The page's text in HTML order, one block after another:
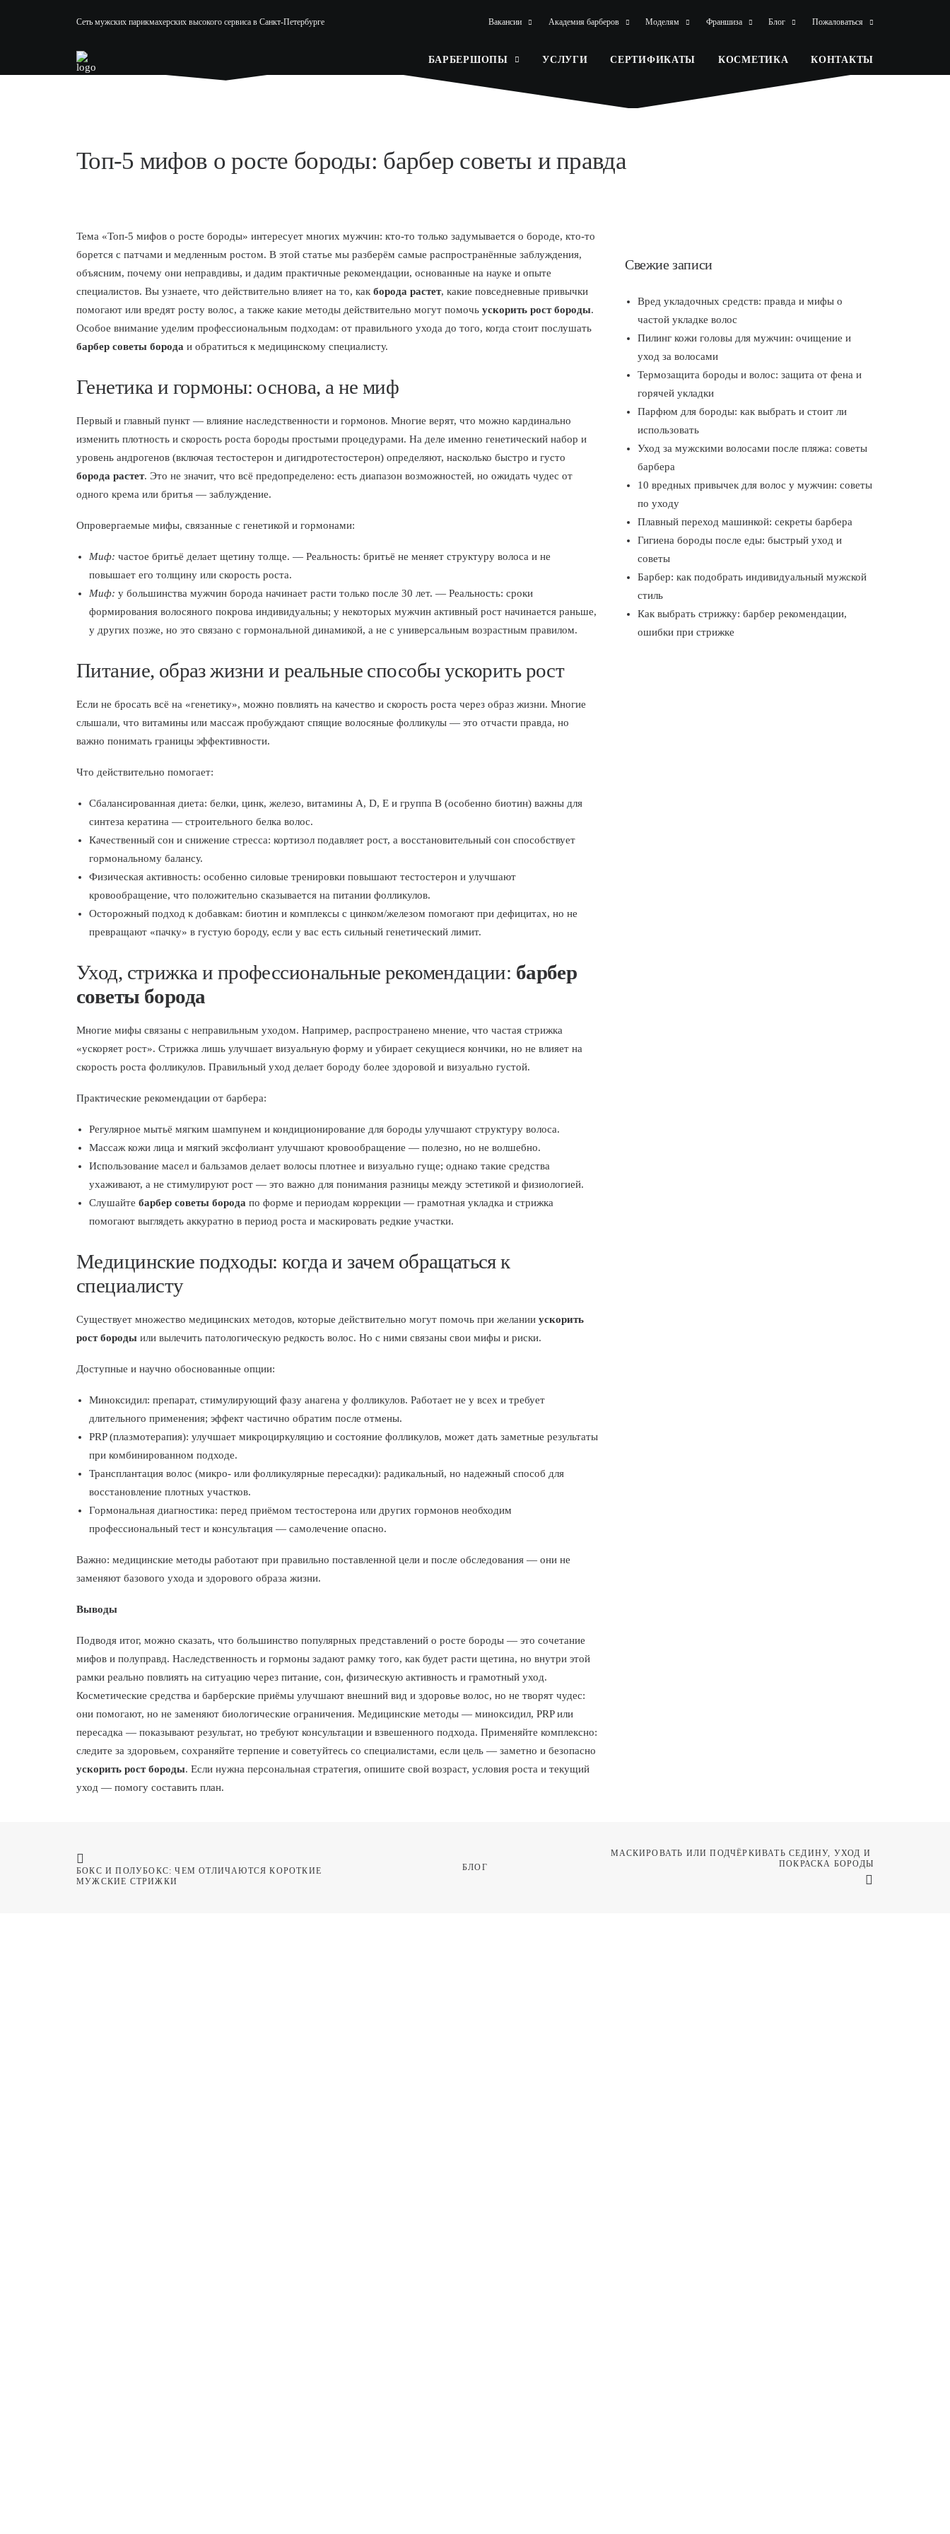
Сеть мужских парикмахерских высокого сервиса в Санкт-Петербурге Вакансии Академия барберов Моделям Франшиза Блог Пожаловаться
БАРБЕРШОПЫ УСЛУГИ СЕРТИФИКАТЫ КОСМЕТИКА КОНТАКТЫ
Топ-5 мифов о росте бороды: барбер советы и правда
Тема «Топ-5 мифов о росте бороды» интересует многих мужчин: кто-то только задумывается о бороде, кто-то
борется с патчами и медленным ростом. В этой статье мы разберём самые распространённые заблуждения,
объясним, почему они неправдивы, и дадим практичные рекомендации, основанные на науке и опыте
специалистов. Вы узнаете, что действительно влияет на то, как борода растет, какие повседневные привычки
помогают или вредят росту волос, а также какие методы действительно могут помочь ускорить рост бороды.
Особое внимание уделим профессиональным подходам: от правильного ухода до того, когда стоит послушать
барбер советы борода и обратиться к медицинскому специалисту.
Генетика и гормоны: основа, а не миф
Первый и главный пункт — влияние наследственности и гормонов. Многие верят, что можно кардинально
изменить плотность и скорость роста бороды простыми процедурами. На деле именно генетический набор и
уровень андрогенов (включая тестостерон и дигидротестостерон) определяют, насколько быстро и густо
борода растет. Это не значит, что всё предопределено: есть диапазон возможностей, но ожидать чудес от
одного крема или бритья — заблуждение.
Опровергаемые мифы, связанные с генетикой и гормонами:
Миф: частое бритьё делает щетину толще. — Реальность: бритьё не меняет структуру волоса и не
повышает его толщину или скорость роста.
Миф: у большинства мужчин борода начинает расти только после 30 лет. — Реальность: сроки
формирования волосяного покрова индивидуальны; у некоторых мужчин активный рост начинается раньше,
у других позже, но это связано с гормональной динамикой, а не с универсальным возрастным правилом.
Питание, образ жизни и реальные способы ускорить рост
Если не бросать всё на «генетику», можно повлиять на качество и скорость роста через образ жизни. Многие
слышали, что витамины или массаж пробуждают спящие волосяные фолликулы — это отчасти правда, но
важно понимать границы эффективности.
Что действительно помогает:
Сбалансированная диета: белки, цинк, железо, витамины A, D, E и группа B (особенно биотин) важны для
синтеза кератина — строительного белка волос.
Качественный сон и снижение стресса: кортизол подавляет рост, а восстановительный сон способствует
гормональному балансу.
Физическая активность: особенно силовые тренировки повышают тестостерон и улучшают
кровообращение, что положительно сказывается на питании фолликулов.
Осторожный подход к добавкам: биотин и комплексы с цинком/железом помогают при дефицитах, но не
превращают «пачку» в густую бороду, если у вас есть сильный генетический лимит.
Уход, стрижка и профессиональные рекомендации: барбер
советы борода
Многие мифы связаны с неправильным уходом. Например, распространено мнение, что частая стрижка
«ускоряет рост». Стрижка лишь улучшает визуальную форму и убирает секущиеся кончики, но не влияет на
скорость роста фолликулов. Правильный уход делает бороду более здоровой и визуально густой.
Практические рекомендации от барбера:
Регулярное мытьё мягким шампунем и кондиционирование для бороды улучшают структуру волоса.
Массаж кожи лица и мягкий эксфолиант улучшают кровообращение — полезно, но не волшебно.
Использование масел и бальзамов делает волосы плотнее и визуально гуще; однако такие средства
ухаживают, а не стимулируют рост — это важно для понимания разницы между эстетикой и физиологией.
Слушайте барбер советы борода по форме и периодам коррекции — грамотная укладка и стрижка
помогают выглядеть аккуратно в период роста и маскировать редкие участки.
Медицинские подходы: когда и зачем обращаться к
специалисту
Существует множество медицинских методов, которые действительно могут помочь при желании ускорить
рост бороды или вылечить патологическую редкость волос. Но с ними связаны свои мифы и риски.
Доступные и научно обоснованные опции:
Миноксидил: препарат, стимулирующий фазу анагена у фолликулов. Работает не у всех и требует
длительного применения; эффект частично обратим после отмены.
PRP (плазмотерапия): улучшает микроциркуляцию и состояние фолликулов, может дать заметные результаты
при комбинированном подходе.
Трансплантация волос (микро- или фолликулярные пересадки): радикальный, но надежный способ для
восстановление плотных участков.
Гормональная диагностика: перед приёмом тестостерона или других гормонов необходим
профессиональный тест и консультация — самолечение опасно.
Важно: медицинские методы работают при правильно поставленной цели и после обследования — они не
заменяют базового ухода и здорового образа жизни.
Выводы
Подводя итог, можно сказать, что большинство популярных представлений о росте бороды — это сочетание
мифов и полуправд. Наследственность и гормоны задают рамку того, как будет расти щетина, но внутри этой
рамки реально повлиять на ситуацию через питание, сон, физическую активность и грамотный уход.
Косметические средства и барберские приёмы улучшают внешний вид и здоровье волос, но не творят чудес:
они помогают, но не заменяют биологические ограничения. Медицинские методы — миноксидил, PRP или
пересадка — показывают результат, но требуют консультации и взвешенного подхода. Применяйте комплексно:
следите за здоровьем, сохраняйте терпение и советуйтесь со специалистами, если цель — заметно и безопасно
ускорить рост бороды. Если нужна персональная стратегия, опишите свой возраст, условия роста и текущий
уход — помогу составить план.
Свежие записи
Вред укладочных средств: правда и мифы о
частой укладке волос
Пилинг кожи головы для мужчин: очищение и
уход за волосами
Термозащита бороды и волос: защита от фена и
горячей укладки
Парфюм для бороды: как выбрать и стоит ли
использовать
Уход за мужскими волосами после пляжа: советы
барбера
10 вредных привычек для волос у мужчин: советы
по уходу
Плавный переход машинкой: секреты барбера
Гигиена бороды после еды: быстрый уход и
советы
Барбер: как подобрать индивидуальный мужской
стиль
Как выбрать стрижку: барбер рекомендации,
ошибки при стрижке
БОКС И ПОЛУБОКС: ЧЕМ ОТЛИЧАЮТСЯ КОРОТКИЕ
МУЖСКИЕ СТРИЖКИ
БЛОГ
МАСКИРОВАТЬ ИЛИ ПОДЧЁРКИВАТЬ СЕДИНУ, УХОД И
ПОКРАСКА БОРОДЫ